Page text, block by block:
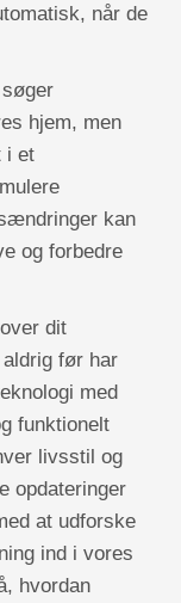
når de
hjem, men
i et
kan
og forbedre
dit
før har
med
funktionelt
livsstil og
opdateringer
at udforske
ind i vores
hvordan